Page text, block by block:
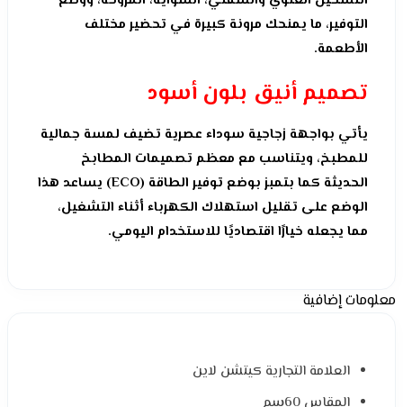
التوفير، ما يمنحك مرونة كبيرة في تحضير مختلف
الأطعمة.
تصميم أنيق بلون أسود
يأتي بواجهة زجاجية سوداء عصرية تضيف لمسة جمالية
للمطبخ، ويتناسب مع معظم تصميمات المطابخ
الحديثة كما بتمبز بوضع توفير الطاقة (ECO) يساعد هذا
الوضع على تقليل استهلاك الكهرباء أثناء التشغيل،
مما يجعله خيارًا اقتصاديًا للاستخدام اليومي.
معلومات إضافية
العلامة التجارية كيتشن لاين
المقاس 60سم